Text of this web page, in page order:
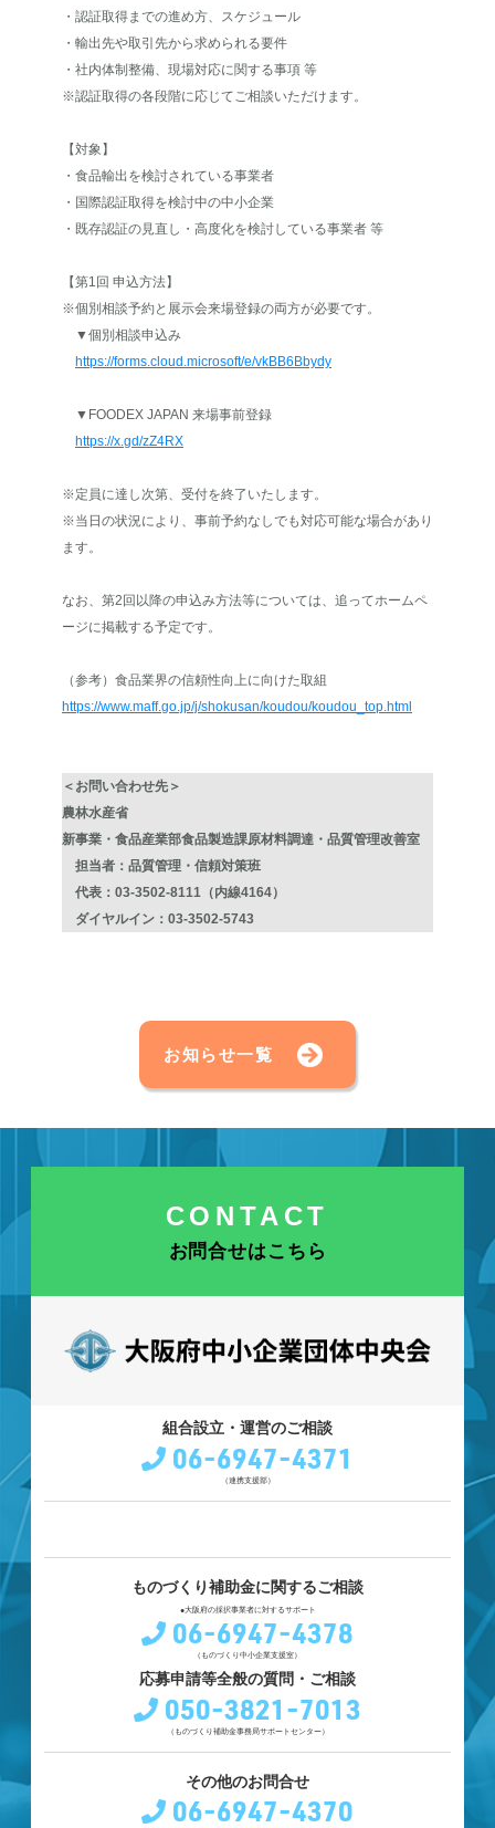
・認証取得までの進め方、スケジュール
・輸出先や取引先から求められる要件
・社内体制整備、現場対応に関する事項 等
※認証取得の各段階に応じてご相談いただけます。
【対象】
・食品輸出を検討されている事業者
・国際認証取得を検討中の中小企業
・既存認証の見直し・高度化を検討している事業者 等
【第1回 申込方法】
※個別相談予約と展示会来場登録の両方が必要です。
▼個別相談申込み
https://forms.cloud.microsoft/e/vkBB6Bbydy
▼FOODEX JAPAN 来場事前登録
https://x.gd/zZ4RX
※定員に達し次第、受付を終了いたします。
※当日の状況により、事前予約なしでも対応可能な場合があり
ます。
なお、第2回以降の申込み方法等については、追ってホームペ
ージに掲載する予定です。
（参考）食品業界の信頼性向上に向けた取組
https://www.maff.go.jp/j/shokusan/koudou/koudou_top.html
＜お問い合わせ先＞
農林水産省
新事業・食品産業部食品製造課原材料調達・品質管理改善室
担当者：品質管理・信頼対策班
代表：03-3502-8111（内線4164）
ダイヤルイン：03-3502-5743
お知らせ一覧
CONTACT
お問合せはこちら
組合設立・運営のご相談
06-6947-4371
（連携支援部）
ものづくり補助金に関するご相談
●大阪府の採択事業者に対するサポート
06-6947-4378
（ものづくり中小企業支援室）
応募申請等全般の質問・ご相談
050-3821-7013
（ものづくり補助金事務局サポートセンター）
その他のお問合せ
06-6947-4370